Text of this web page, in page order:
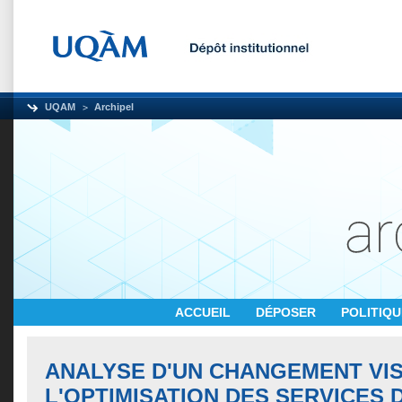
UQAM Archipel
ACCUEIL DÉPOSER
ANALYSE D'UN CHANGEMENT
L'OPTIMISATION DES SERVICES